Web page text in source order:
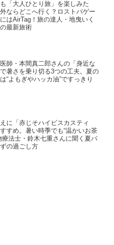
「大人ひとり旅」を楽しみた
ならどこへ行く？ロストバゲー
はAirTag！旅の達人・地曳いく
最新旅術
師・本間真二郎さんの「身近な
暑さを乗り切る3つの工夫。夏の
“よもぎやハッカ油”ですっきり
に「赤じそハイビスカスティ
すめ。暑い時季でも“温かいお茶
療法士・鈴木七重さんに聞く夏バ
の過ごし方